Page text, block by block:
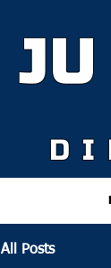
D
All Posts